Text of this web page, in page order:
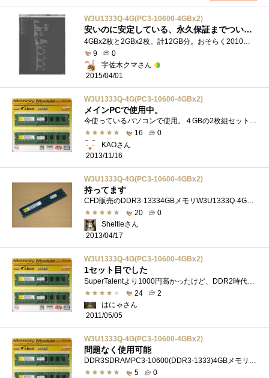
W3U1333Q-4G(PC3-10600-4GBx2)
安いのに安定している、永久保証までついたコスパ抜群のメモリ
4GBx2枚と2GBx2枚。計12GB分。おそらく2010年8月頃に買った……気がするʕ￫ᴥ￩ʔメール見るとそんな感じが。なぜ4GBx4枚を買わなかったのかは今とな�...
9
0
宇佐木クマさん
2015/04/01
W3U1333Q-4G(PC3-10600-4GBx2)
メインPCで使用中。
今使っているパソコンで使用。４GBの2枚組セット。PC3-10600(DDR3-1333)２GBもデュアルで後日購入。 【自作PCパーツ】
16
0
KAOさん
2013/11/16
W3U1333Q-4G(PC3-10600-4GBx2)
持ってます
CFD販売のDDR3-13334GBメモリW3U1333Q-4Gの片割れのジャンク品をKGTDDR3-13334GBと組み合わせてデュアルチャンネル用に購入してみました。価格は525円です。...
20
0
Sheltieさん
2013/04/17
W3U1333Q-4G(PC3-10600-4GBx2)
1セット目でした
24
2
はにゃさん
2011/05/05
W3U1333Q-4G(PC3-10600-4GBx2)
問題なく使用可能
DDR3SDRAMPC3-10600(DDR3-1333)4GBメモリの2枚組です。正直8GBも使わないような用途のPCに組むのですが、ついつい8GB買っちゃいました。最近少し値上がりし...
5
0